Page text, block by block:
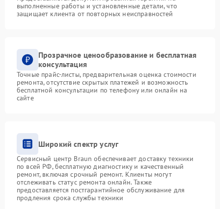
выполненные работы и установленные детали, что
защищает клиента от повторных неисправностей
Прозрачное ценообразование и бесплатная
консультация
Точные прайс-листы, предварительная оценка стоимости
ремонта, отсутствие скрытых платежей и возможность
бесплатной консультации по телефону или онлайн на
сайте
Широкий спектр услуг
Сервисный центр Braun обеспечивает доставку техники
по всей РФ, бесплатную диагностику и качественный
ремонт, включая срочный ремонт. Клиенты могут
отслеживать статус ремонта онлайн. Также
предоставляется постгарантийное обслуживание для
продления срока службы техники